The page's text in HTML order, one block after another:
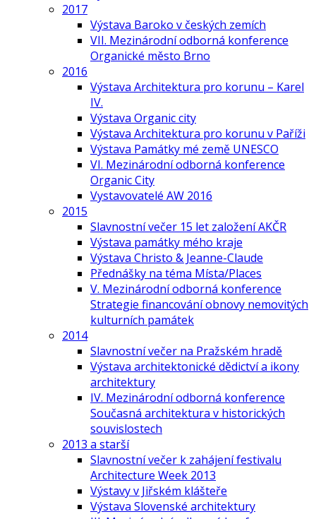
2017
Výstava Baroko v českých zemích
VII. Mezinárodní odborná konference
Organické město Brno
2016
Výstava Architektura pro korunu – Karel
IV.
Výstava Organic city
Výstava Architektura pro korunu v Paříži
Výstava Památky mé země UNESCO
VI. Mezinárodní odborná konference
Organic City
Vystavovatelé AW 2016
2015
Slavnostní večer 15 let založení AKČR
Výstava památky mého kraje
Výstava Christo & Jeanne-Claude
Přednášky na téma Místa/Places
V. Mezinárodní odborná konference
Strategie financování obnovy nemovitých
kulturních památek
2014
Slavnostní večer na Pražském hradě
Výstava architektonické dědictví a ikony
architektury
IV. Mezinárodní odborná konference
Současná architektura v historických
souvislostech
2013 a starší
Slavnostní večer k zahájení festivalu
Architecture Week 2013
Výstavy v Jiřském klášteře
Výstava Slovenské architektury